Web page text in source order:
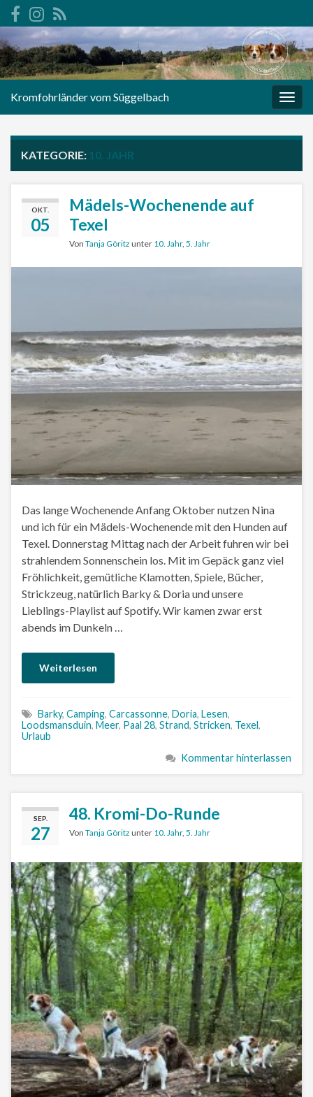
Kromfohrländer vom Süggelbach
KATEGORIE: 10. JAHR
OKT.
05
Mädels-Wochenende auf
Texel
Von Tanja Göritz unter 10. Jahr, 5. Jahr
Das lange Wochenende Anfang Oktober nutzen Nina
und ich für ein Mädels-Wochenende mit den Hunden auf
Texel. Donnerstag Mittag nach der Arbeit fuhren wir bei
strahlendem Sonnenschein los. Mit im Gepäck ganz viel
Fröhlichkeit, gemütliche Klamotten, Spiele, Bücher,
Strickzeug, natürlich Barky & Doria und unsere
Lieblings-Playlist auf Spotify. Wir kamen zwar erst
abends im Dunkeln …
Weiterlesen
Barky, Camping, Carcassonne, Doria, Lesen,
Loodsmansduin, Meer, Paal 28, Strand, Stricken, Texel,
Urlaub
Kommentar hinterlassen
SEP.
27
48. Kromi-Do-Runde
Von Tanja Göritz unter 10. Jahr, 5. Jahr